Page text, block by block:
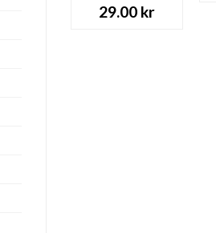
29.00 kr